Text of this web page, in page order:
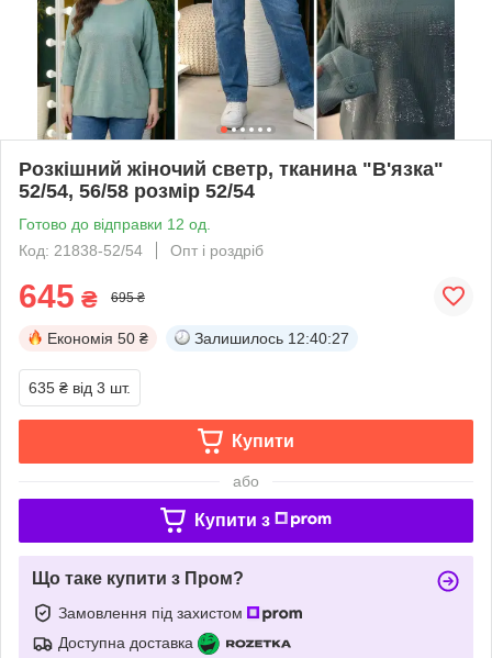
Розкішний жіночий светр, тканина "В'язка"
52/54, 56/58 розмір 52/54
Готово до відправки 12 од.
Код: 21838-52/54
Опт і роздріб
645 ₴ 695 ₴
Економія 50 ₴ Залишилось 12:40:27
635 ₴ від 3 шт.
Купити
або
Купити з
Що таке купити з Пром?
Замовлення під захистом
Доступна доставка